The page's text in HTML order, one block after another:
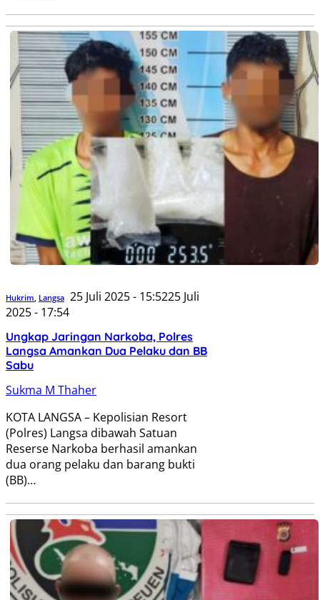
Hukrim, Langsa 25 Juli 2025 - 15:5225 Juli
2025 - 17:54
Ungkap Jaringan Narkoba, Polres
Langsa Amankan Dua Pelaku dan BB
Sabu
Sukma M Thaher
KOTA LANGSA – Kepolisian Resort
(Polres) Langsa dibawah Satuan
Reserse Narkoba berhasil amankan
dua orang pelaku dan barang bukti
(BB)…